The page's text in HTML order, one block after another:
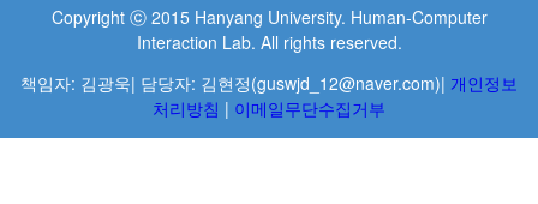
Copyright ⓒ 2015 Hanyang University. Human-Computer
Interaction Lab. All rights reserved.
책임자: 김광욱| 담당자: 김현정(guswjd_12@naver.com)| 개인정보
처리방침 | 이메일무단수집거부